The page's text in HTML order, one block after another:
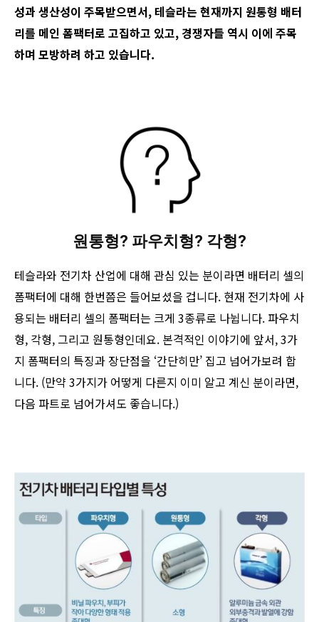
성과 생산성이 주목받으면서, 테슬라는 현재까지 원통형 배터
리를 메인 폼팩터로 고집하고 있고, 경쟁자들 역시 이에 주목
하며 모방하려 하고 있습니다.
원통형? 파우치형? 각형?
테슬라와 전기차 산업에 대해 관심 있는 분이라면 배터리 셀의
폼팩터에 대해 한번쯤은 들어보셨을 겁니다. 현재 전기차에 사
용되는 배터리 셀의 폼팩터는 크게 3종류로 나뉩니다. 파우치
형, 각형, 그리고 원통형인데요. 본격적인 이야기에 앞서, 3가
지 폼팩터의 특징과 장단점을 ‘간단히만’ 집고 넘어가보려 합
니다. (만약 3가지가 어떻게 다른지 이미 알고 계신 분이라면,
다음 파트로 넘어가셔도 좋습니다.)